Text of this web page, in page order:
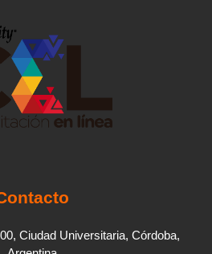
Ciudad Universitaria, Córdoba,